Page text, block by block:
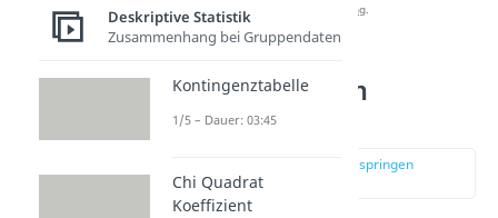
Datenschutzerklärung.
Kurvendiagramm
erstellen
zur Stelle im Video springen
(01:59)
Deskriptive Statistik
Zusammenhang bei Gruppendaten
Kontingenztabelle
1/5 – Dauer: 03:45
Chi Quadrat
Koeffizient